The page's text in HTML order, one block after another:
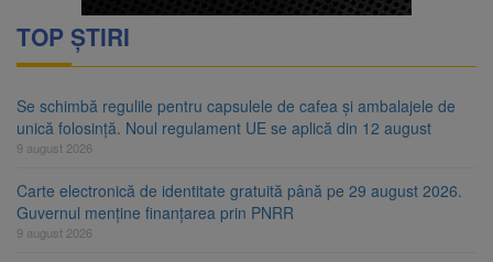
TOP ȘTIRI
Se schimbă regulile pentru capsulele de cafea și ambalajele de
unică folosință. Noul regulament UE se aplică din 12 august
9 august 2026
Carte electronică de identitate gratuită până pe 29 august 2026.
Guvernul menține finanțarea prin PNRR
9 august 2026